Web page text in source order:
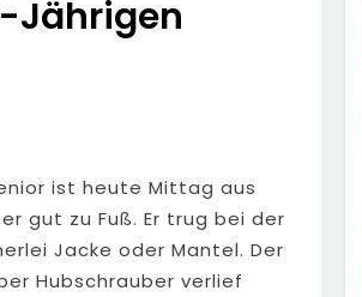
Jährigen
ist heute Mittag aus
gut zu Fuß. Er trug bei der
Jacke oder Mantel. Der
Hubschrauber verlief